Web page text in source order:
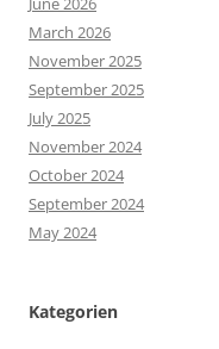
March 2026
November 2025
September 2025
July 2025
November 2024
October 2024
September 2024
May 2024
Kategorien